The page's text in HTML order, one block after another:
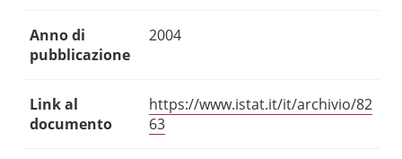
Anno di
pubblicazione
2004
Link al
documento
https://www.istat.it/it/archivio/82
63